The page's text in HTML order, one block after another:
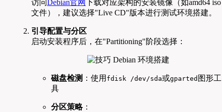
访问Debian官网下载对应架构的安装镜像（如amd64 iso
文件），建议选择"Live CD"版本进行测试环境搭建。
引导配置与分区
启动安装程序后，在"Partitioning"阶段选择：
磁盘检测 ：使用 fdisk /dev/sda或gparted 图形工
具
分区策略：